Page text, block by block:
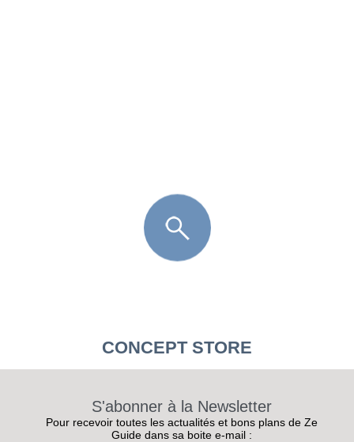
CONCEPT STORE
S'abonner à la Newsletter
Pour recevoir toutes les actualités et bons plans de Ze
Guide dans sa boite e-mail :